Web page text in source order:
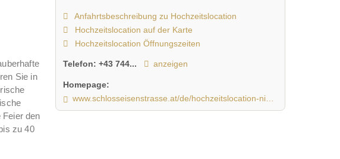
Sie in
den
zu 40
Anfahrtsbeschreibung zu Hochzeitslocation
Hochzeitslocation auf der Karte
Hochzeitslocation Öffnungszeiten
Telefon:+43 744... anzeigen
Homepage:
www.schlosseisenstrasse.at/de/hochzeitslocation-niederoesterreich/